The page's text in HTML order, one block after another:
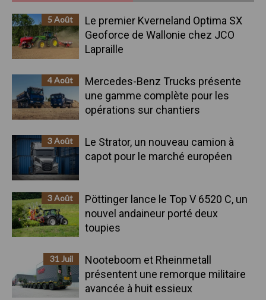
principale
5 Août
Le premier Kverneland Optima SX
Geoforce de Wallonie chez JCO
Lapraille
4 Août
Mercedes-Benz Trucks présente
une gamme complète pour les
opérations sur chantiers
3 Août
Le Strator, un nouveau camion à
capot pour le marché européen
3 Août
Pöttinger lance le Top V 6520 C, un
nouvel andaineur porté deux
toupies
31 Juil
Nooteboom et Rheinmetall
présentent une remorque militaire
avancée à huit essieux